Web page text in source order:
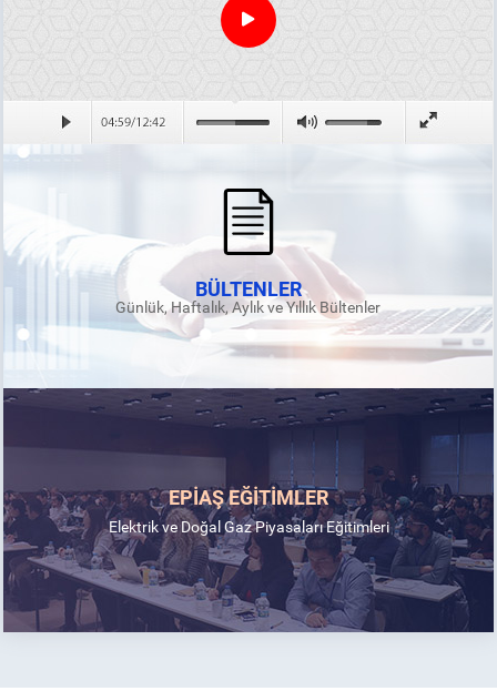
BÜLTENLER
Günlük, Haftalık, Aylık ve Yıllık Bültenler
EPİAŞ EĞİTİMLER
Elektrik ve Doğal Gaz Piyasaları Eğitimleri